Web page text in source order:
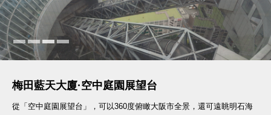
梅田藍天大廈·空中庭園展望台
從「空中庭園展望台」，可以360度俯瞰大阪市全景，還可遠眺明石海